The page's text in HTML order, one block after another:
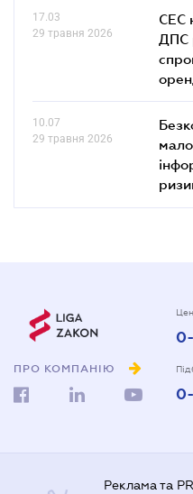
17.03
29 травня 2026
СЕС
ДПС
10.07
29 травня 2026
ПРО КОМПАНІЮ
Реклама та PR